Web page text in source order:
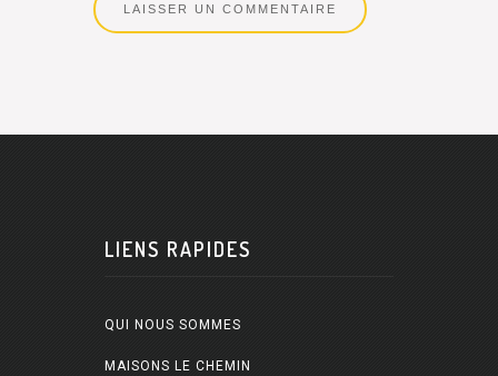
LIENS RAPIDES
QUI NOUS SOMMES
MAISONS LE CHEMIN